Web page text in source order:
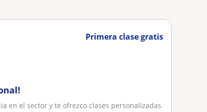
Primera clase gratis
en el sector y te ofrezco clases personalizadas